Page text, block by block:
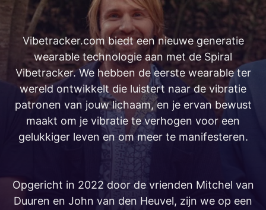
Vibetracker.com biedt een nieuwe generatie
wearable technologie aan met de Spiral
Vibetracker. We hebben de eerste wearable ter
wereld ontwikkelt die luistert naar de vibratie
patronen van jouw lichaam, en je ervan bewust
maakt om je vibratie te verhogen voor een
gelukkiger leven en om meer te manifesteren.
Opgericht in 2022 door de vrienden Mitchel van
Duuren en John van den Heuvel, zijn we op een